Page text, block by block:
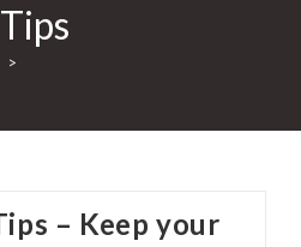
>
– Keep your